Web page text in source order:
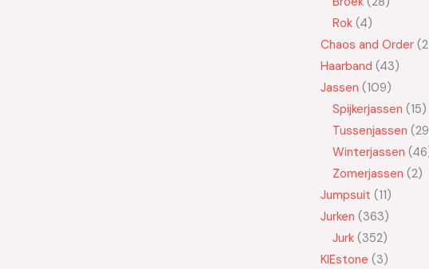
Rok 4
Chaos and Order 2
Haarband 43
Jassen 109
Spijkerjassen 15
Tussenjassen 29
Winterjassen 46
Zomerjassen 2
Jumpsuit 11
Jurken 363
Jurk 352
KIEstone 3